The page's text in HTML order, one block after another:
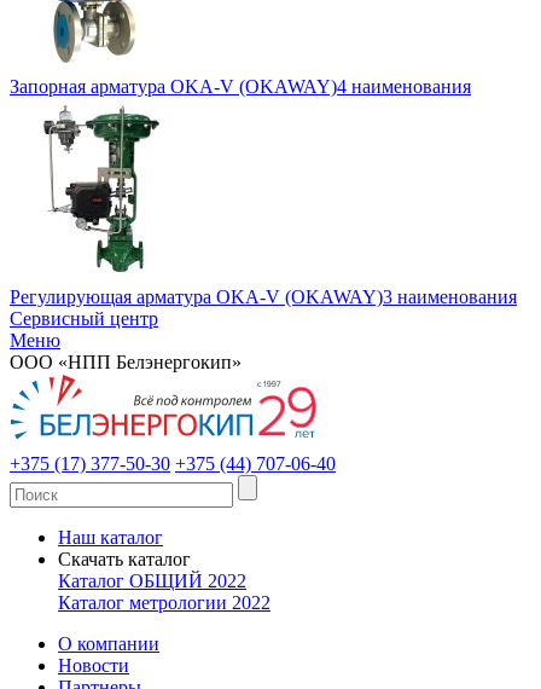
Запорная арматура OKA-V (OKAWAY)4 наименования
Регулирующая арматура OKA-V (OKAWAY)3 наименования
Сервисный центр
Меню
ООО «НПП Белэнергокип»
+375 (17) 377-50-30 +375 (44) 707-06-40
Наш каталог
Скачать каталог
Каталог ОБЩИЙ 2022
Каталог метрологии 2022
О компании
Новости